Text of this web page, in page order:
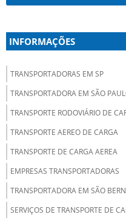
INFORMAÇÕES
TRANSPORTADORAS EM SP
TRANSPORTADORA EM SÃO
TRANSPORTE RODOVIÁRIO DE
TRANSPORTE AEREO DE CARGA
TRANSPORTE DE CARGA AEREA
EMPRESAS TRANSPORTADORAS
TRANSPORTADORA EM SÃO
SERVIÇOS DE TRANSPORTE DE